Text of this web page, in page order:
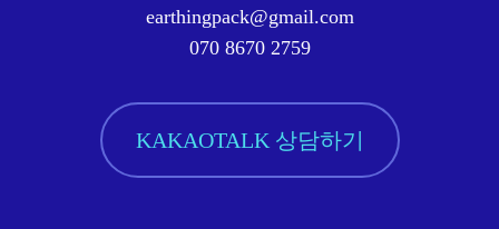
earthingpack@gmail.com
070 8670 2759
KAKAOTALK 상담하기